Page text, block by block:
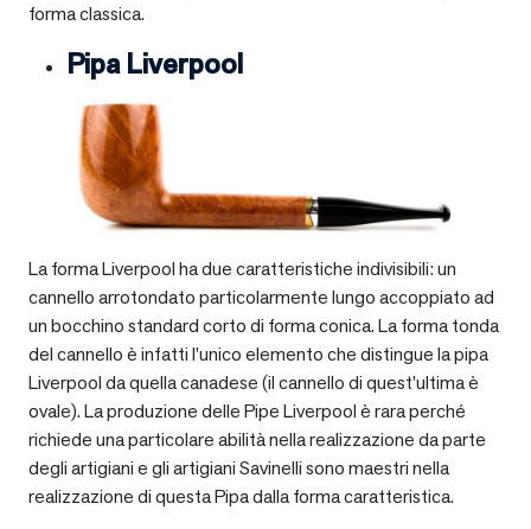
forma classica.
Pipa Liverpool
La forma Liverpool ha due caratteristiche indivisibili: un
cannello arrotondato particolarmente lungo accoppiato ad
un bocchino standard corto di forma conica. La forma tonda
del cannello è infatti l’unico elemento che distingue la pipa
Liverpool da quella canadese (il cannello di quest’ultima è
ovale). La produzione delle Pipe Liverpool è rara perché
richiede una particolare abilità nella realizzazione da parte
degli artigiani e gli artigiani Savinelli sono maestri nella
realizzazione di questa Pipa dalla forma caratteristica.